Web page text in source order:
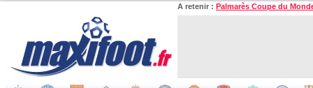
A retenir : Palmarès Coupe du